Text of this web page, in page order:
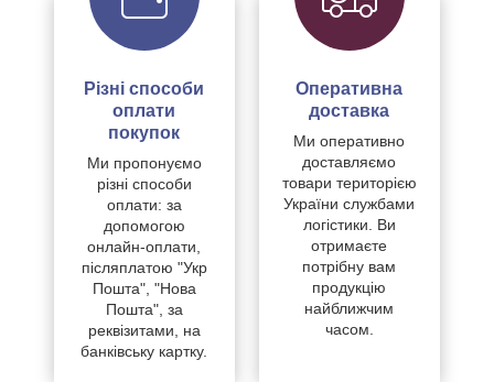
Різні способи
оплати
покупок
Ми пропонуємо
різні способи
оплати: за
допомогою
онлайн-оплати,
післяплатою "Укр
Пошта", "Нова
Пошта", за
реквізитами, на
банківську картку.
Оперативна
доставка
Ми оперативно
доставляємо
товари територією
України службами
логістики. Ви
отримаєте
потрібну вам
продукцію
найближчим
часом.